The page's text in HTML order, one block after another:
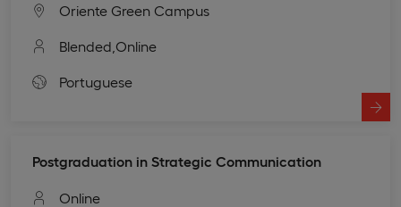
Oriente Green Campus
Blended, Online
Portuguese
Postgraduation in Strategic Communication
Online